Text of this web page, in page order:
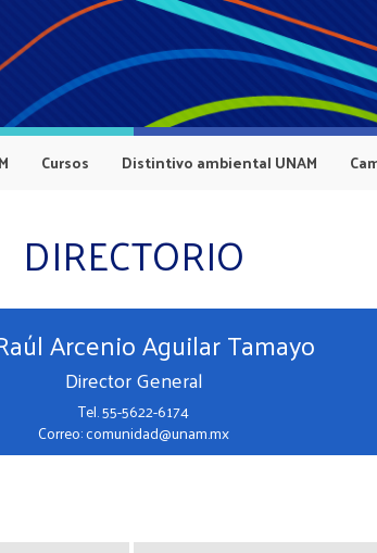
Cursos Distintivo ambiental UNAM
DIRECTORIO
Arcenio Aguilar Tamayo
Director General
Tel. 55-5622-6174
Correo: comunidad@unam.mx